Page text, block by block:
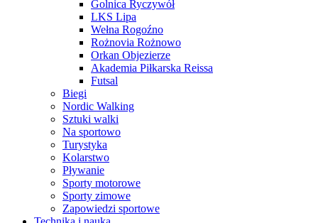
Golnica Ryczywół
LKS Lipa
Wełna Rogoźno
Rożnovia Rożnowo
Orkan Objezierze
Akademia Piłkarska Reissa
Futsal
Biegi
Nordic Walking
Sztuki walki
Na sportowo
Turystyka
Kolarstwo
Pływanie
Sporty motorowe
Sporty zimowe
Zapowiedzi sportowe